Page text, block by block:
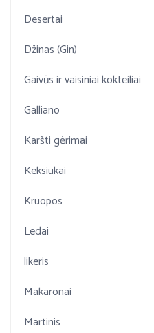
Desertai
Džinas (Gin)
Gaivūs ir vaisiniai kokteiliai
Galliano
Karšti gėrimai
Keksiukai
Kruopos
Ledai
likeris
Makaronai
Martinis